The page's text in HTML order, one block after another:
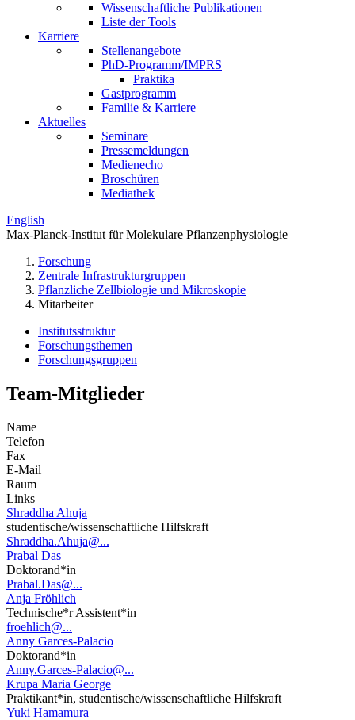
Wissenschaftliche Publikationen
Liste der Tools
Karriere
Stellenangebote
PhD-Programm/IMPRS
Praktika
Gastprogramm
Familie & Karriere
Aktuelles
Seminare
Pressemeldungen
Medienecho
Broschüren
Mediathek
English
Max-Planck-Institut für Molekulare Pflanzenphysiologie
Forschung
Zentrale Infrastrukturgruppen
Pflanzliche Zellbiologie und Mikroskopie
Mitarbeiter
Institutsstruktur
Forschungsthemen
Forschungsgruppen
Team-Mitglieder
Name
Telefon
Fax
E-Mail
Raum
Links
Shraddha Ahuja
studentische/wissenschaftliche Hilfskraft
Shraddha.Ahuja@...
Prabal Das
Doktorand*in
Prabal.Das@...
Anja Fröhlich
Technische*r Assistent*in
froehlich@...
Anny Garces-Palacio
Doktorand*in
Anny.Garces-Palacio@...
Krupa Maria George
Praktikant*in, studentische/wissenschaftliche Hilfskraft
Yuki Hamamura